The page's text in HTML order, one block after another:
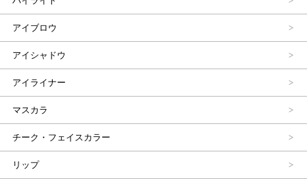
アイブロウ
アイシャドウ
アイライナー
マスカラ
チーク・フェイスカラー
リップ